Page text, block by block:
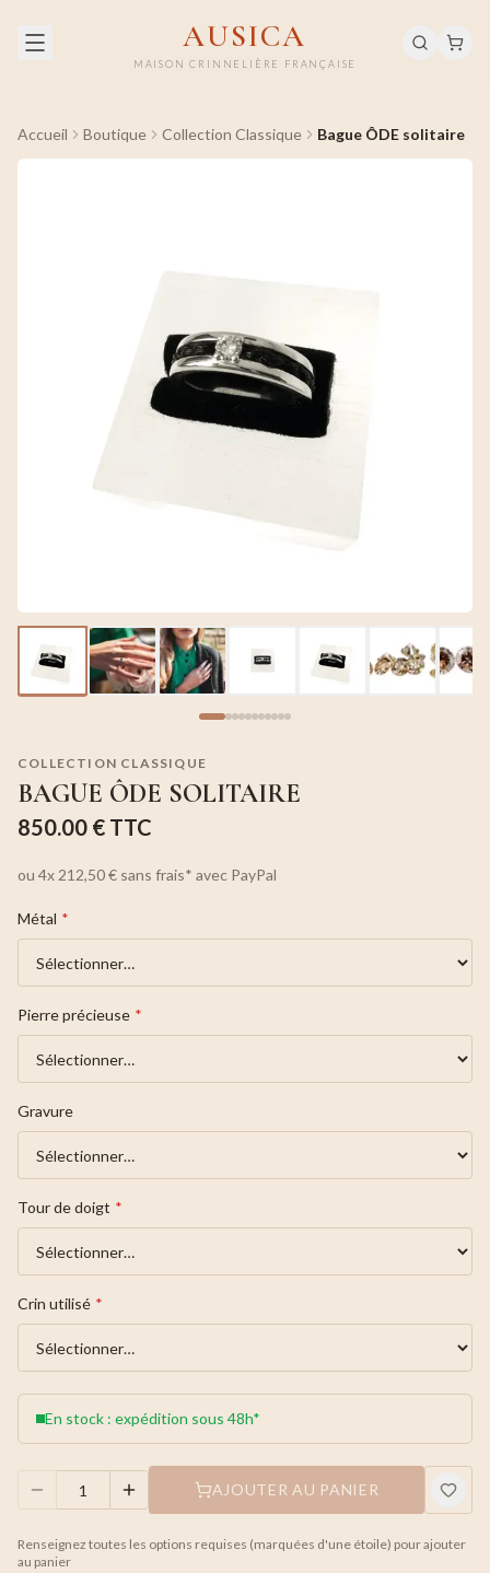
AUSICA
MAISON CRINNELIÈRE FRANÇAISE
Accueil Boutique Collection Classique Bague ÔDE solitaire
COLLECTION CLASSIQUE
BAGUE ÔDE SOLITAIRE
850.00 € TTC
ou 4x 212,50 € sans frais* avec PayPal
Métal *
Pierre précieuse *
Gravure
Tour de doigt *
Crin utilisé *
En stock : expédition sous 48h*
AJOUTER AU PANIER
Renseignez toutes les options requises (marquées d'une étoile) pour ajouter
au panier